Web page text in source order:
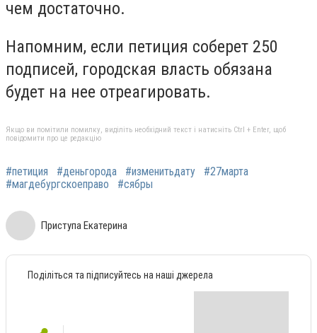
чем достаточно.
Напомним, если петиция соберет 250
подписей, городская власть обязана
будет на нее отреагировать.
Якщо ви помітили помилку, виділіть необхідний текст і натисніть Ctrl + Enter, щоб
повідомити про це редакцію
#петиция #деньгорода #изменитьдату
#27марта
#магдебургскоеправо
#сябры
Приступа Екатерина
Поділіться та підписуйтесь на наші джерела